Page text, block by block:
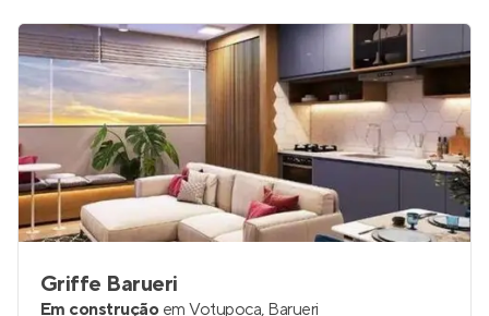
Griffe Barueri
Em construção em Votupoca, Barueri